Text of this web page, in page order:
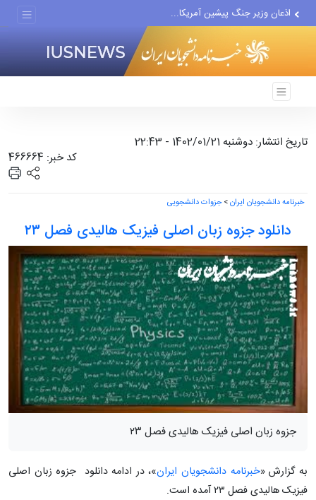
اذعان وزیر جنگ پیشین آمریکا...
سال تحصیلی جدید حضوری آغاز...
تاریخ انتشار: دوشنبه 1402/01/21 - 22:43
کد خبر: 466664
خبرنامه دانشجویان ایران>جزوات دانشجویی
دانلود جزوه زبان اصلی فیزیک هالیدی فصل ۲۳
جزوه زبان اصلی فیزیک هالیدی فصل ۲۳
به گزارش «خبرنامه دانشجویان ایران»، در ادامه دانلود جزوه زبان اصلی
فیزیک هالیدی فصل ۲۳ آمده است.